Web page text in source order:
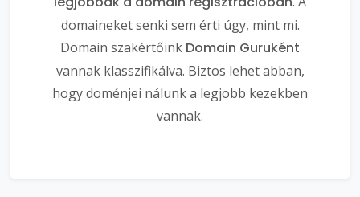
domaineket senki sem érti úgy, mint mi.
Domain szakértőink Domain Guruként
vannak klasszifikálva. Biztos lehet abban,
hogy doménjei nálunk a legjobb kezekben
vannak.